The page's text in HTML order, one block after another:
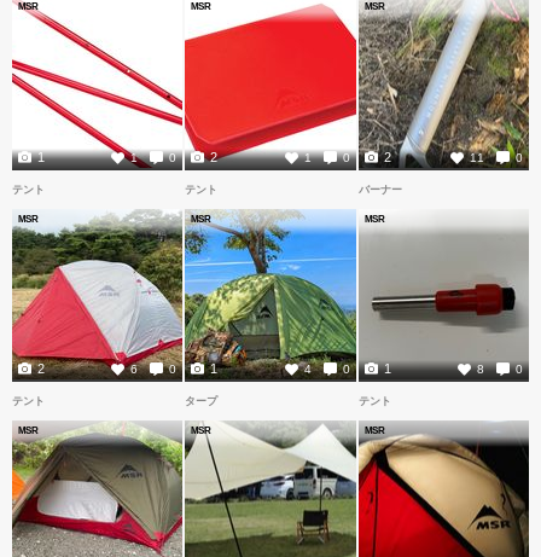
MSR
1 0
1
MSR
1 0
2
MSR
11 0
2
テント
MSR
6 0
2
テント
MSR
4 0
1
バーナー
MSR
8 0
1
テント
MSR
タープ
MSR
テント
MSR